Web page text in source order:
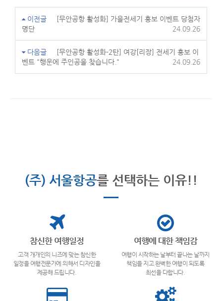
이전글
[무안공항 활성화] 가을전세기 홍보 이벤트 당첨자
명단
24.09.26
다음글
[무안공항 활성화-2탄] 여강[리장] 전세기 홍보 이
벤트 "행운에 주인공을 찾습니다."
24.09.26
(주) 서울항공를 선택하는 이유!!
참신한 여행일정
고객 개개인의 니즈에 맞는 참신한
일정을 여행전문가에 의해서 디자인을
제공해 드립니다.
여행에 대한 책임감
여행이 시작하는 날부터 끝나는 날까지
책임을 지고 완벽한 여행이 되도록
최선을 다합니다.